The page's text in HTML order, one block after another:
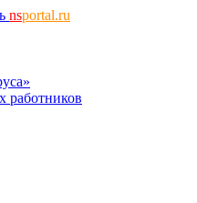
nsportal.ru
работников